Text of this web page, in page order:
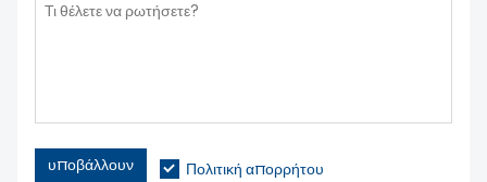
υποβάλλουν Πολιτική απορρήτου